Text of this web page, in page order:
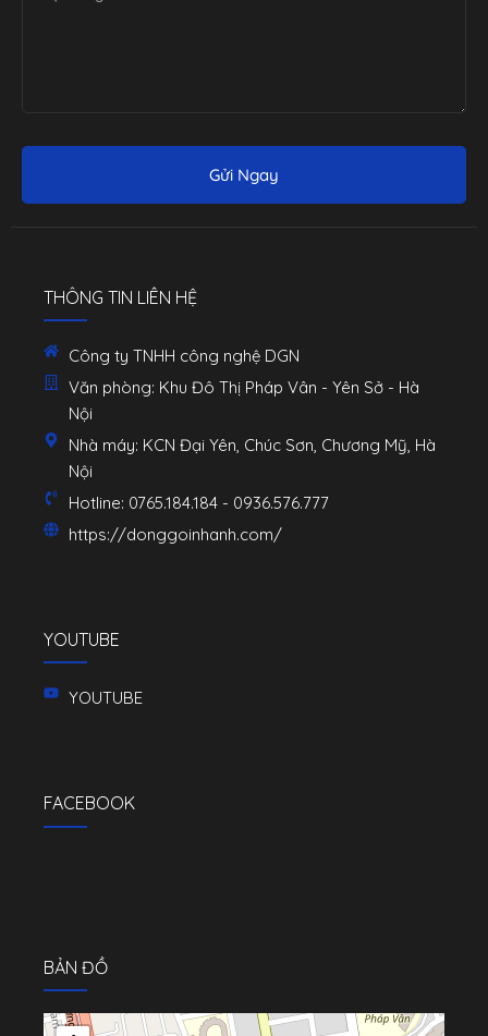
Gửi Ngay
THÔNG TIN LIÊN HỆ
Công ty TNHH công nghệ DGN
Văn phòng: Khu Đô Thị Pháp Vân - Yên Sở - Hà
Nội
Nhà máy: KCN Đại Yên, Chúc Sơn, Chương Mỹ, Hà
Nội
Hotline: 0765.184.184 - 0936.576.777
https://donggoinhanh.com/
YOUTUBE
YOUTUBE
FACEBOOK
BẢN ĐỒ